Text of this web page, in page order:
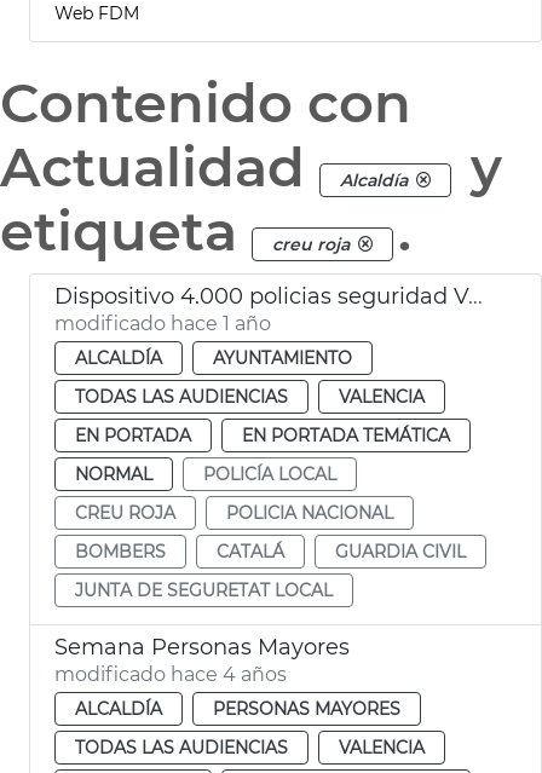
Web FDM
Contenido con
Actualidad
Alcaldía
y
etiqueta
creu roja .
Dispositivo 4.000 policias seguridad València en Navidad
modificado hace 1 año
ALCALDÍA
AYUNTAMIENTO
TODAS LAS AUDIENCIAS
VALENCIA
EN PORTADA
EN PORTADA TEMÁTICA
NORMAL
POLICÍA LOCAL
CREU ROJA
POLICIA NACIONAL
BOMBERS
CATALÁ
GUARDIA CIVIL
JUNTA DE SEGURETAT LOCAL
Semana Personas Mayores
modificado hace 4 años
ALCALDÍA
PERSONAS MAYORES
TODAS LAS AUDIENCIAS
VALENCIA